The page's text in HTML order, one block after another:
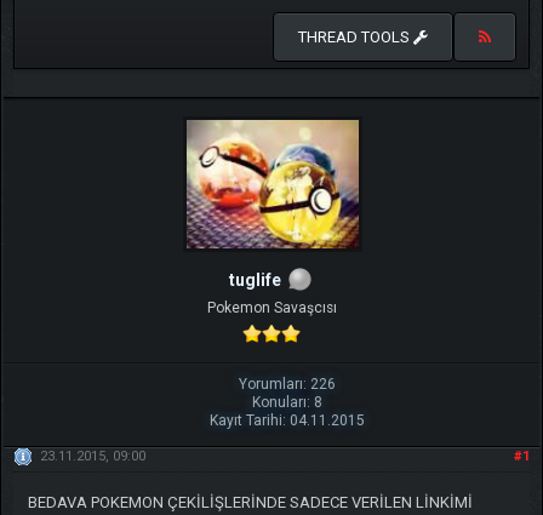
THREAD TOOLS
tuglife
Pokemon Savaşcısı
Yorumları: 226
Konuları: 8
Kayıt Tarihi: 04.11.2015
#1
23.11.2015, 09:00
BEDAVA POKEMON ÇEKİLİŞLERİNDE SADECE VERİLEN LİNKİMİ